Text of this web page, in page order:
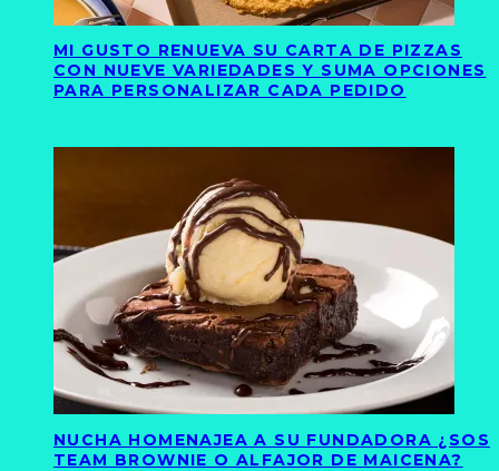
MI GUSTO RENUEVA SU CARTA DE PIZZAS
CON NUEVE VARIEDADES Y SUMA OPCIONES
PARA PERSONALIZAR CADA PEDIDO
NUCHA HOMENAJEA A SU FUNDADORA ¿SOS
TEAM BROWNIE O ALFAJOR DE MAICENA?